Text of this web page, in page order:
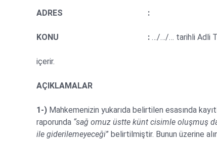
ADRES :
KONU : …/…/… tarihli Adli
içerir.
AÇIKLAMALAR
1-) Mahkemenizin yukarıda belirtilen esasında
raporunda “sağ omuz üstte künt cisimle oluşmuş
ile giderilemeyeceği” belirtilmiştir. Bunun üzerine